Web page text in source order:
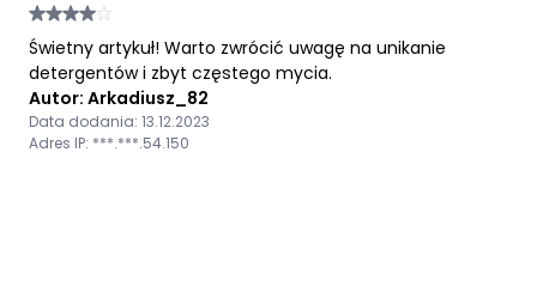
Świetny artykuł! Warto zwrócić uwagę na unikanie
detergentów i zbyt częstego mycia.
Autor: Arkadiusz_82
Data dodania: 13.12.2023
Adres IP: ***.***.54.150